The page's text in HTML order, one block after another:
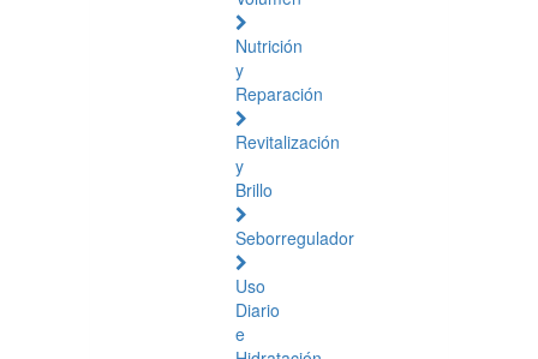
Nutrición
y
Reparación
Revitalización
y
Brillo
Seborregulador
Uso
Diario
e